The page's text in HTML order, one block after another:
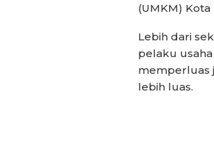
(UMKM)
Lebih dari
pelaku
memperluas
lebih luas.